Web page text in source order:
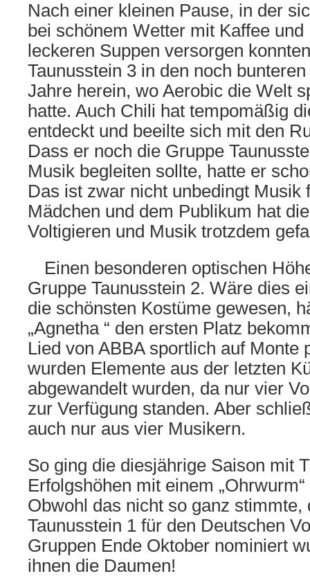
Nach einer kleinen Pause, in der
bei schönem Wetter mit Kaffee und
leckeren Suppen versorgen
Taunusstein 3 in den noch
Jahre herein, wo Aerobic die Welt
hatte. Auch Chili hat tempomäßig
entdeckt und beeilte sich mit den
Dass er noch die Gruppe
Musik begleiten sollte, hatte er
Das ist zwar nicht unbedingt Musik
Mädchen und dem Publikum hat
Voltigieren und Musik trotzdem
Einen besonderen optischen
Gruppe Taunusstein 2. Wäre dies
die schönsten Kostüme gewesen,
„Agnetha “ den ersten Platz
Lied von ABBA sportlich auf Monte
wurden Elemente aus der letzten
abgewandelt wurden, da nur vier
zur Verfügung standen. Aber
auch nur aus vier Musikern.
So ging die diesjährige Saison mit
Erfolgshöhen mit einem
Obwohl das nicht so ganz stimmte,
Taunusstein 1 für den Deutschen
Gruppen Ende Oktober nominiert
ihnen die Daumen!